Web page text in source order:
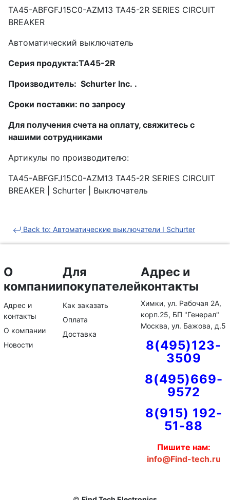
TA45-ABFGFJ15C0-AZM13 TA45-2R SERIES CIRCUIT
BREAKER
Автоматический выключатель
Серия продукта:TA45-2R
Производитель: Schurter Inc. .
Сроки поставки: по запросу
Для получения счета на оплату, свяжитесь с
нашими сотрудниками
Артикулы по производителю:
TA45-ABFGFJ15C0-AZM13 TA45-2R SERIES CIRCUIT
BREAKER | Schurter | Выключатель
Back to: Автоматические выключатели I Schurter
О
компании
Адрес и
контакты
О компании
Новости
Для
покупателей
Как заказать
Оплата
Доставка
Адрес и
контакты
Химки, ул. Рабочая 2А,
корп.25, БП "Генерал"
Москва, ул. Бажова, д.5
8(495)123-
3509
8(495)669-
9572
8(915) 192-
51-88
Пишите нам:
info@Find-tech.ru